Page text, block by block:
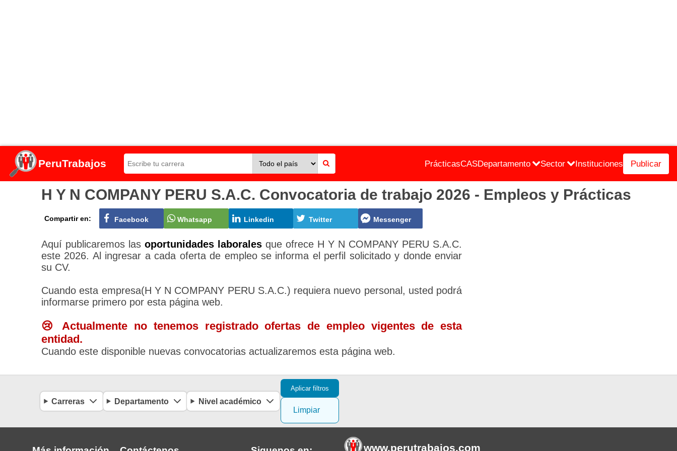
PeruTrabajos PrácticasCASDepartamento Sector Instituciones Publicar
H Y N COMPANY PERU S.A.C. Convocatoria de trabajo 2026 - Empleos y Prácticas
Compartir en: Facebook Whatsapp Linkedin Twitter Messenger
Aquí publicaremos las oportunidades laborales que ofrece H Y N COMPANY PERU S.A.C.
este 2026. Al ingresar a cada oferta de empleo se informa el perfil solicitado y donde enviar
su CV.
Cuando esta empresa(H Y N COMPANY PERU S.A.C.) requiera nuevo personal, usted podrá
informarse primero por esta página web.
😢 Actualmente no tenemos registrado ofertas de empleo vigentes de esta
entidad.
Cuando este disponible nuevas convocatorias actualizaremos esta página web.
Carreras Departamento Nivel académico
Aplicar filtros
Limpiar
www.perutrabajos.com